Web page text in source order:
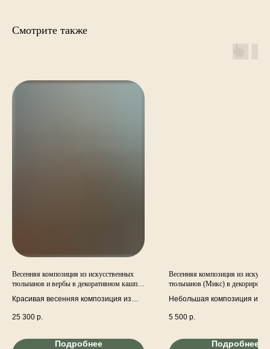
Смотрите также
Весенняя композиция из искусственных
тюльпанов и вербы в декоративном кашпо
Красивая весенняя композиция из
вербы, мимозы и деревянного кашпо
см. Диаметр 30 см.
25 300 р.
Подробнее
Весенняя композиция из
тюльпанов (Микс) в
Небольшая композиция из
вербы, мимозы в
5 500 р.
Подробнее